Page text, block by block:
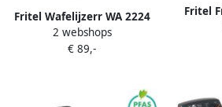
Fritel Wafelijzerr WA 2224
Wafelmaker Top fill
Wafelmachine met Anti-
Wafelbakijzer met 5
2 webshops
€ 89,-
Fritel